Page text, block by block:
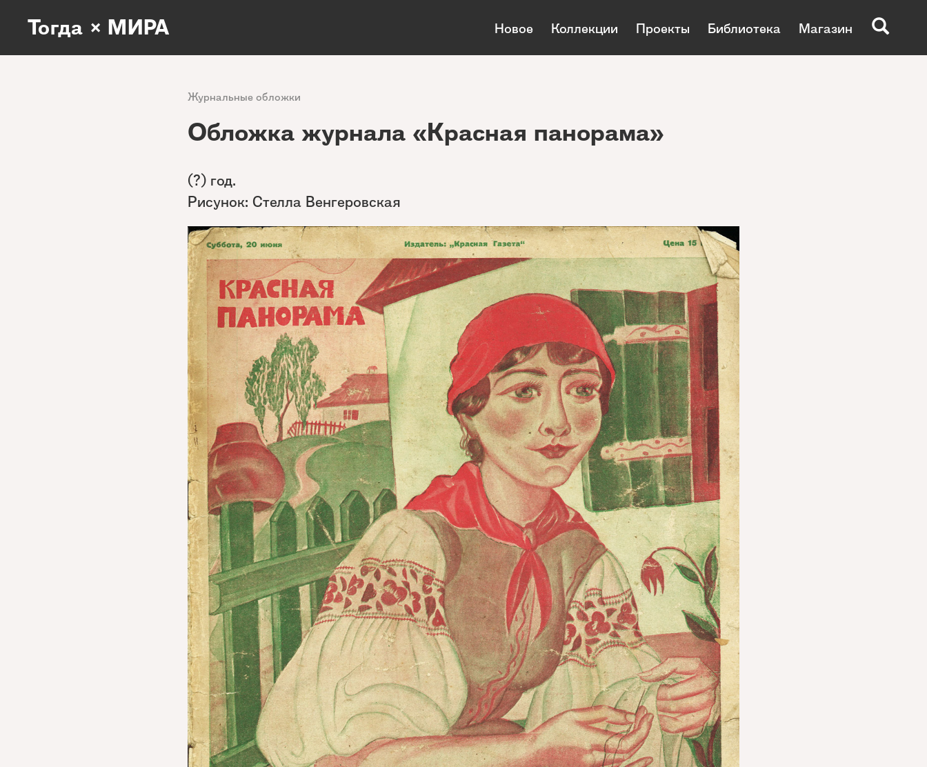
Тогда × МИРА Новое Коллекции Проекты Библиотека Магазин
Журнальные обложки
Обложка журнала «Красная панорама»
(?) год.
Рисунок: Стелла Венгеровская